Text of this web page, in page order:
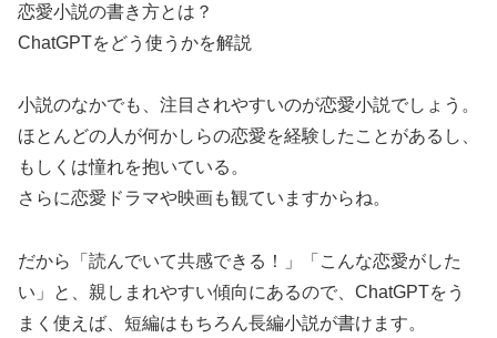
恋愛小説の書き方とは？
ChatGPTをどう使うかを解説
小説のなかでも、注目されやすいのが恋愛小説でしょう。
ほとんどの人が何かしらの恋愛を経験したことがあるし、
もしくは憧れを抱いている。
さらに恋愛ドラマや映画も観ていますからね。
だから「読んでいて共感できる！」「こんな恋愛がした
い」と、親しまれやすい傾向にあるので、ChatGPTをう
まく使えば、短編はもちろん長編小説が書けます。